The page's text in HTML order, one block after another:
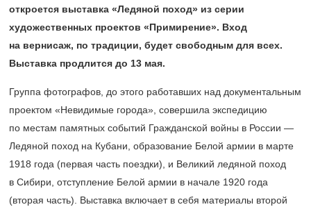
откроется выставка «Ледяной поход» из серии
художественных проектов «Примирение». Вход
на вернисаж, по традиции, будет свободным для всех.
Выставка продлится до 13 мая.
Группа фотографов, до этого работавших над документальным
проектом «Невидимые города», совершила экспедицию
по местам памятных событий Гражданской войны в России —
Ледяной поход на Кубани, образование Белой армии в марте
1918 года (первая часть поездки), и Великий ледяной поход
в Сибири, отступление Белой армии в начале 1920 года
(вторая часть). Выставка включает в себя материалы второй